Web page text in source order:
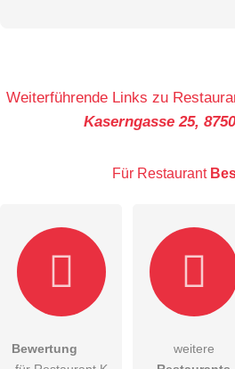
Weiterführende Links zu
Kaserngasse 25,
Für Restaurant
Bewertung
weitere